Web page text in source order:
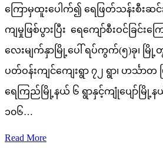
ကြောမှထူးပေါက်၍ ရေဖြတ်သန်းစီးဆ
ကျမှုဖြစ်ပွားပြီး ရေကျော်စီးဝင်ခြင်း
လေးမျက်နှာမြို့ပေါ် ရပ်ကွက်(၅)ခု၊ မြို့တွ
ပတ်ဝန်းကျင်ကျေးရွာ ၇၂ ရွာ၊ ဟင်္သာတ
ရေကြည်မြို့နယ် ၆ ရွာနှင့်ကျုံပျော်မြို့နယ်
၁၀၆…
Read More